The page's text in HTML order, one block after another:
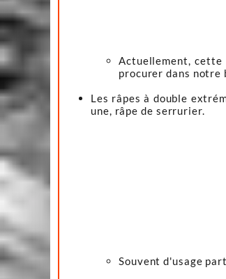
Actuellement, cette
procurer dans notre
Les râpes à double
une, râpe de serrurier.
Souvent d'usage